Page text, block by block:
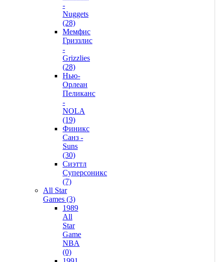
-
Nuggets
(28)
Мемфис
Гриззлис
-
Grizzlies
(28)
Нью-
Орлеан
Пеликанс
-
NOLA
(19)
Финикс
Санз -
Suns
(30)
Сиэттл
Суперсоникс
(7)
All Star
Games (3)
1989
All
Star
Game
NBA
(0)